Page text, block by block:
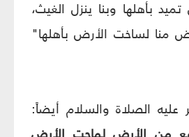
بأهلها وبنا ينزل الغيث،
منا لساخت الأرض بأهلها"
عليه الصلاة والسلام أيضاً: